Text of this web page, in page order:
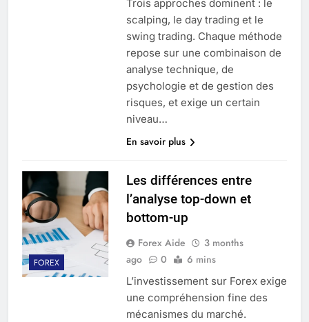
Trois approches dominent : le
scalping, le day trading et le
swing trading. Chaque méthode
repose sur une combinaison de
analyse technique, de
psychologie et de gestion des
risques, et exige un certain
niveau…
En savoir plus
FOREX
Les différences entre
l’analyse top-down et
bottom-up
Forex Aide
3 months
ago
0 6 mins
L’investissement sur Forex exige
une compréhension fine des
mécanismes du marché.